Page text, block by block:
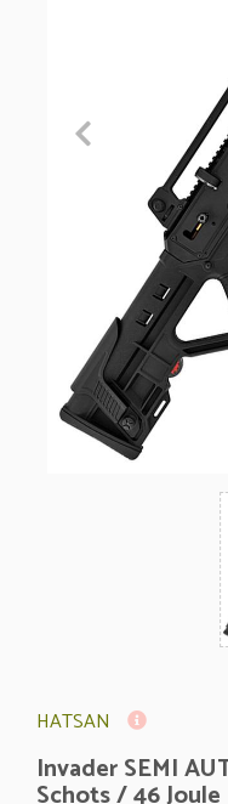
HATSAN
Invader SEMI